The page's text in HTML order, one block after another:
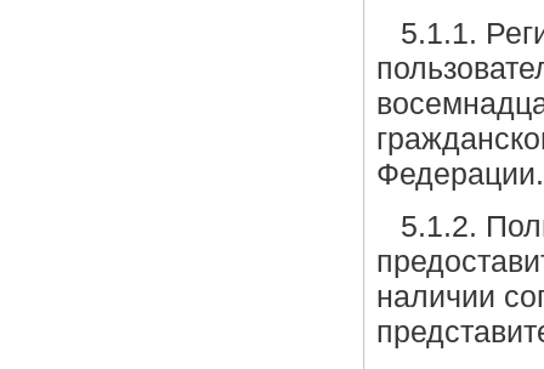
5.1.1.
Федерации.
5.1.2.
наличии